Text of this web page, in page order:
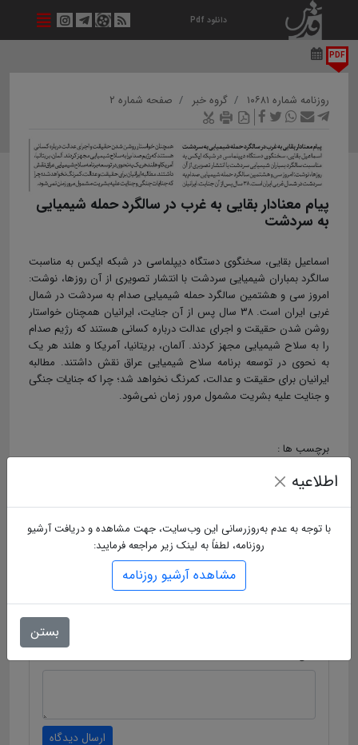
دانلود Pdf
PDF
روزنامه شماره ۱۰۶۸۱ گروه خبر صفحه شماره ۲
پیام معنادار بقایی به غرب در سالگرد حمله شیمیایی
به سردشت
اسماعیل بقایی، سخنگوی دستگاه دیپلماسی در شبکه ایکس به مناسبت
سالگرد بمباران شیمیایی سردشت با انتشار تصویری از آن روزها، نوشت:
امروز سی ‌و هشتمین سالگرد حمله شیمیایی صدام به سردشت در شمال
غربی ایران است. ۳۸ سال پس از آن جنایت، ایرانیان همچنان خواستار
روشن شدن حقیقت و اجرای عدالت درباره کسانی هستند که رژیم صدام
را به سلاح شیمیایی مجهز کردند. آلمان، بریتانیا، آمریکا و هلند هر یک
به نحوی در توسعه برنامه سلاح شیمیایی عراق نقش داشتند. مطالبه
ایرانیان برای حقیقت و عدالت، کمرنگ نخواهد شد؛ چرا که جنایات جنگی
و جنایت علیه بشریت مشمول مرور زمان نمی‌شود.
برچسب ها :
ارسال دیدگاه
نام
ارسال دیدگاه
اطلاعیه
با توجه به عدم به‌روزرسانی این وب‌سایت، جهت مشاهده و دریافت آرشیو
روزنامه، لطفاً به لینک زیر مراجعه فرمایید:
مشاهده آرشیو روزنامه
بستن